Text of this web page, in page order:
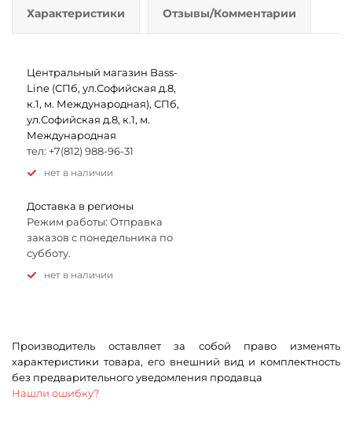
Характеристики Отзывы/Комментарии
Центральный магазин Bass-
Line (СПб, ул.Софийская д.8,
к.1, м. Международная), СПб,
ул.Софийская д.8, к.1, м.
Международная
тел: +7(812) 988-96-31
Нет в наличии
Доставка в регионы
Режим работы: Отправка
заказов с понедельника по
субботу.
Нет в наличии
Производитель оставляет за собой право изменять
характеристики товара, его внешний вид и комплектность
без предварительного уведомления продавца
Нашли ошибку?